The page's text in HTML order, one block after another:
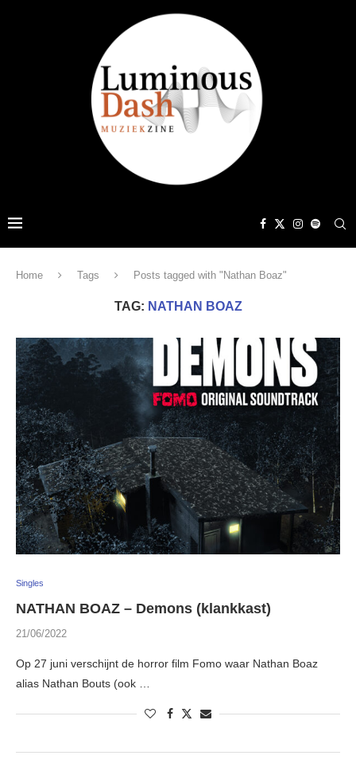
Home Tags Posts tagged with "Nathan Boaz"
TAG: NATHAN BOAZ
Singles
NATHAN BOAZ – Demons (klankkast)
21/06/2022
Op 27 juni verschijnt de horror film Fomo waar Nathan Boaz
alias Nathan Bouts (ook …